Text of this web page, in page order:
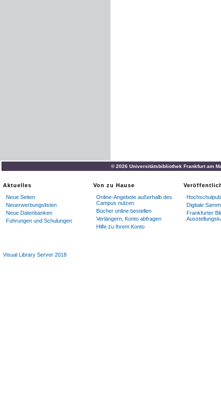
© 2026 Universitätsbibliothek Frankfurt am
Aktuelles
Neue Seiten
Neuerwerbungslisten
Neue Datenbanken
Führungen und Schulungen
Von zu Hause
Online-Angebote außerhalb des
Campus nutzen
Bücher online bestellen
Verlängern, Konto abfragen
Hilfe zu Ihrem Konto
Digitale
Frankfurter
Visual Library Server 2018